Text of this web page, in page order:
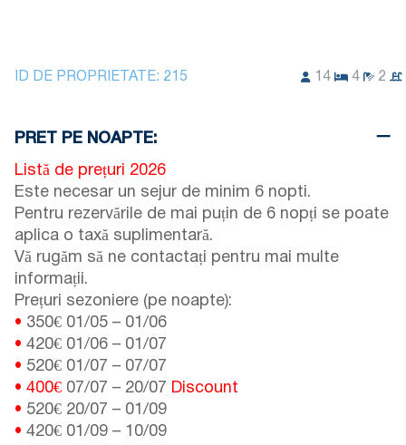
ID DE PROPRIETATE: 215 14 4 2
PRET PE NOAPTE:
Listă de prețuri 2026
Este necesar un sejur de minim 6 nopti.
Pentru rezervările de mai puțin de 6 nopți se poate
aplica o taxă suplimentară.
Vă rugăm să ne contactați pentru mai multe
informații.
Prețuri sezoniere (pe noapte):
• 350€ 01/05 – 01/06
• 420€ 01/06 – 01/07
• 520€ 01/07 – 07/07
• 400€ 07/07 – 20/07 Discount
• 520€ 20/07 – 01/09
• 420€ 01/09 – 10/09